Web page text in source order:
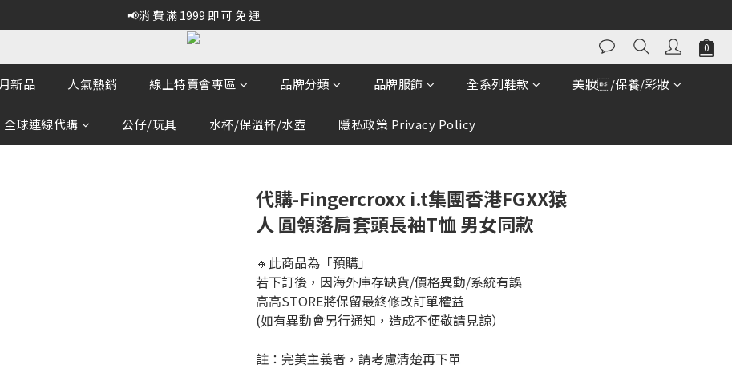
📢消 費 滿 1999 即 可 免 運
新品 人氣熱銷 線上特賣會專區 品牌分類 品牌服飾 全系列鞋款 美妝/保養/彩妝
全球連線代購 公仔/玩具 水杯/保溫杯/水壺 隱私政策 Privacy Policy
代購-Fingercroxx i.t集團香港FGXX猿
人 圓領落肩套頭長袖T恤 男女同款
🔸此商品為「預購」
若下訂後，因海外庫存缺貨/價格異動/系統有誤
高高STORE將保留最終修改訂單權益
(如有異動會另行通知，造成不便敬請見諒）
註：完美主義者，請考慮清楚再下單
立即購買